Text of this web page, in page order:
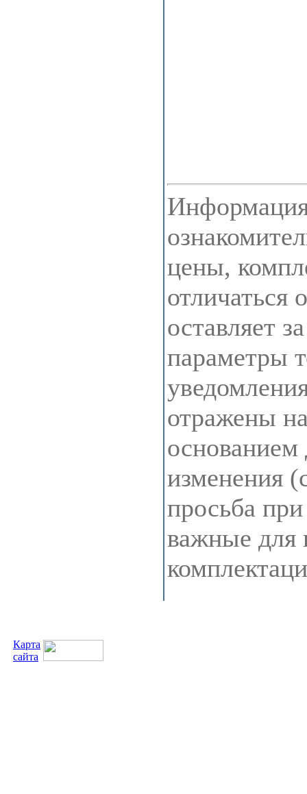
Информация
цены,
отличаться
оставляет
параметры
отражены
основанием
изменения
просьба
важные для
Карта
сайта